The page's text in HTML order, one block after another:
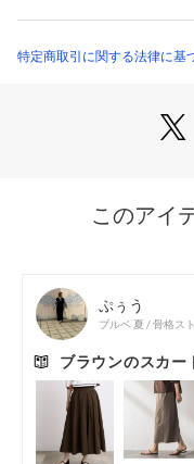
＜詳細＞
透け感・なし / 光沢・
味と異なって見えるこ
商品番号：1100700001024
特定商取引に関する法律に基